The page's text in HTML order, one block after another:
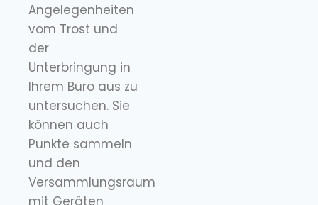
Angelegenheiten
vom Trost und
der
Unterbringung in
Ihrem Büro aus zu
untersuchen. Sie
können auch
Punkte sammeln
und den
Versammlungsraum
mit Geräten